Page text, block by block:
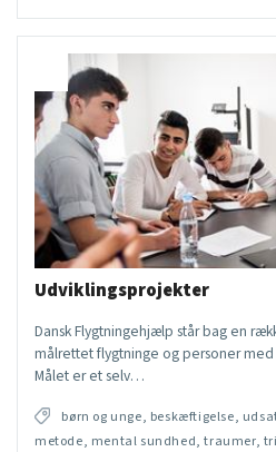
Udviklingsprojekter
Dansk Flygtningehjælp står bag en
målrettet flygtninge og personer
Målet er et selv…
børn og unge, beskæftigelse,
metode, mental sundhed, traumer,